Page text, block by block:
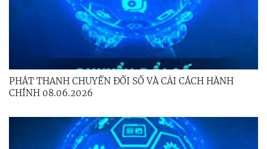
PHÁT THANH CHUYỂN ĐỔI SỐ VÀ CẢI CÁCH HÀNH
CHÍNH 08.06.2026